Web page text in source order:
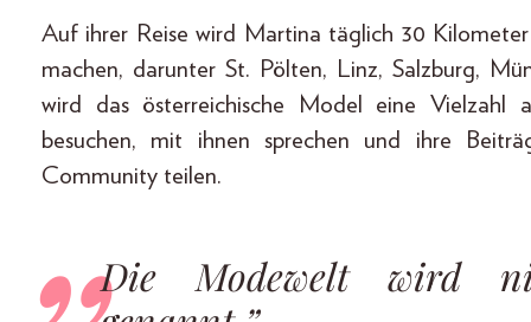
Auf ihrer Reise wird Martina täglich 30
machen, darunter St. Pölten, Linz, Salzburg,
wird das österreichische Model eine Vielzahl
besuchen, mit ihnen sprechen und ihre
Community teilen.
Die Modewelt wird